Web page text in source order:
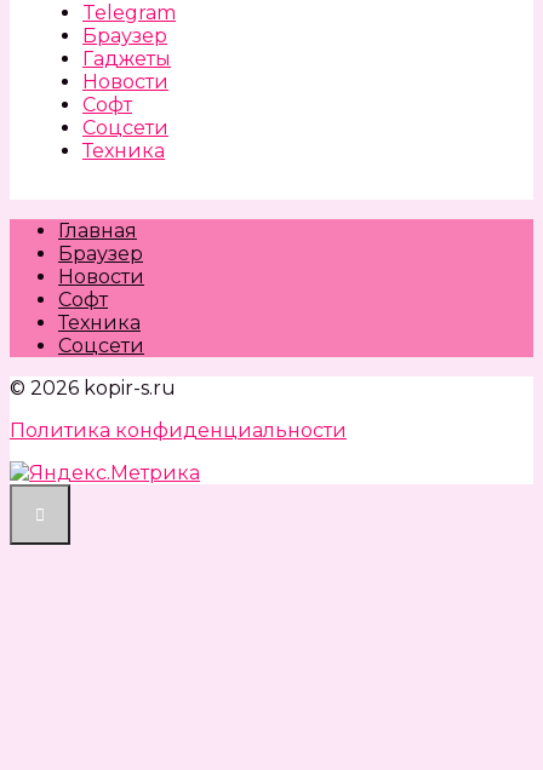
Telegram
Браузер
Гаджеты
Новости
Софт
Соцсети
Техника
Главная
Браузер
Новости
Софт
Техника
Соцсети
© 2026 kopir-s.ru
Политика конфиденциальности